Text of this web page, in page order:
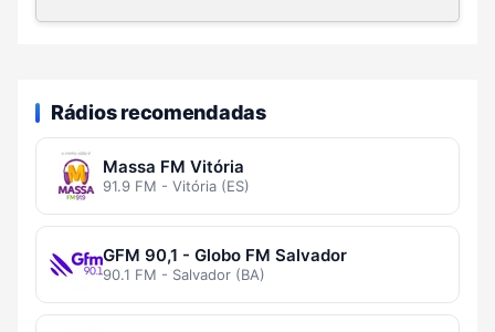
Rádios recomendadas
Massa FM Vitória
91.9 FM - Vitória (ES)
GFM 90,1 - Globo FM Salvador
90.1 FM - Salvador (BA)